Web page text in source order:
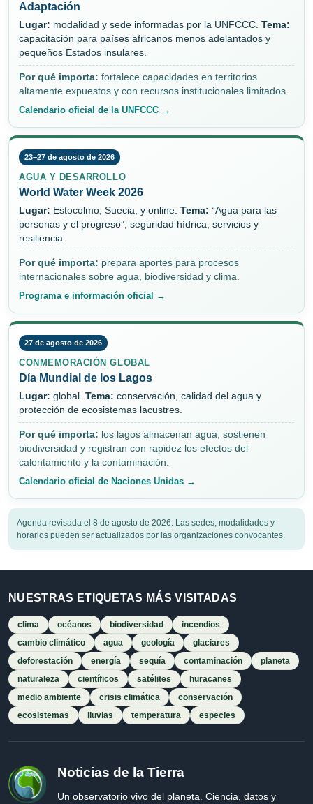
Adaptación
Lugar: modalidad y sede informadas por la UNFCCC. Tema:
capacitación para países africanos menos adelantados y
pequeños Estados insulares.
Por qué importa: fortalece capacidades en territorios
altamente expuestos y con recursos institucionales limitados.
Calendario oficial de la UNFCCC →
23–27 de agosto de 2026
AGUA Y DESARROLLO
World Water Week 2026
Lugar: Estocolmo, Suecia, y online. Tema: “Agua para las
personas y el progreso”, seguridad hídrica, servicios y
resiliencia.
Por qué importa: prepara aportes para procesos
internacionales sobre agua, biodiversidad y clima.
Programa e información oficial →
27 de agosto de 2026
CONMEMORACIÓN GLOBAL
Día Mundial de los Lagos
Lugar: global. Tema: conservación, calidad del agua y
protección de ecosistemas lacustres.
Por qué importa: los lagos almacenan agua, sostienen
biodiversidad y registran con rapidez los efectos del
calentamiento y la contaminación.
Calendario oficial de Naciones Unidas →
Agenda revisada el 8 de agosto de 2026. Las sedes, modalidades y
horarios pueden ser actualizados por las organizaciones convocantes.
NUESTRAS ETIQUETAS MÁS VISITADAS
clima océanos biodiversidad
incendios
cambio climático
agua geología
glaciares
deforestación
energía sequía contaminación
planeta
naturaleza
científicos satélites
huracanes
medio ambiente
crisis climática
conservación
ecosistemas
lluvias temperatura especies
Noticias de la Tierra
Un observatorio vivo del planeta. Ciencia, datos y